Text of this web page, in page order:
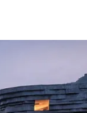
നയിക്കാൻ
—